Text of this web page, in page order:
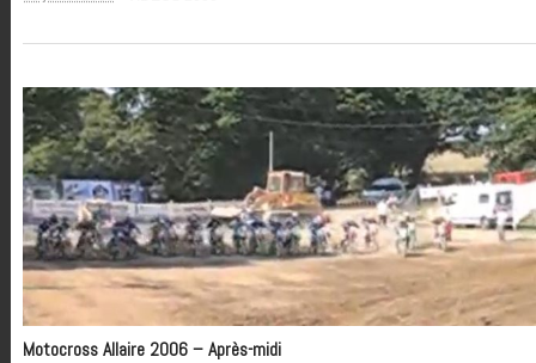
Motocross Allaire 2006 – Après-midi